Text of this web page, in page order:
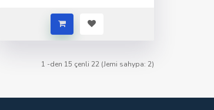
1 -den 15 çenli 22 (Jemi sahypa: 2)